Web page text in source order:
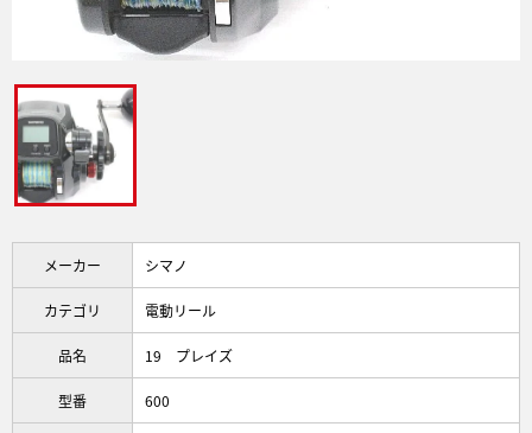
メーカー シマノ
カテゴリ 電動リール
品名 19 プレイズ
型番 600